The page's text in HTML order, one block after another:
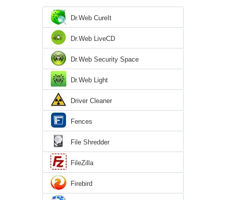
Dr.Web CureIt
Dr.Web LiveCD
Dr.Web Security Space
Dr.Web Light
Driver Cleaner
Fences
File Shredder
FileZilla
Firebird